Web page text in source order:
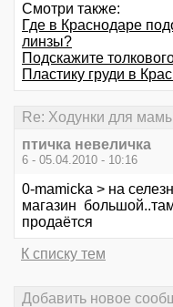
Смотри также:
Где в Краснодаре
линзы?
Подскажите
Пластику груди в
Re: Ходунки для
птичка невеличка
6 - 05.04.2010 - 10:16
0-mamicka > на
магазин
продаётся
К списку тем
Добавить новое